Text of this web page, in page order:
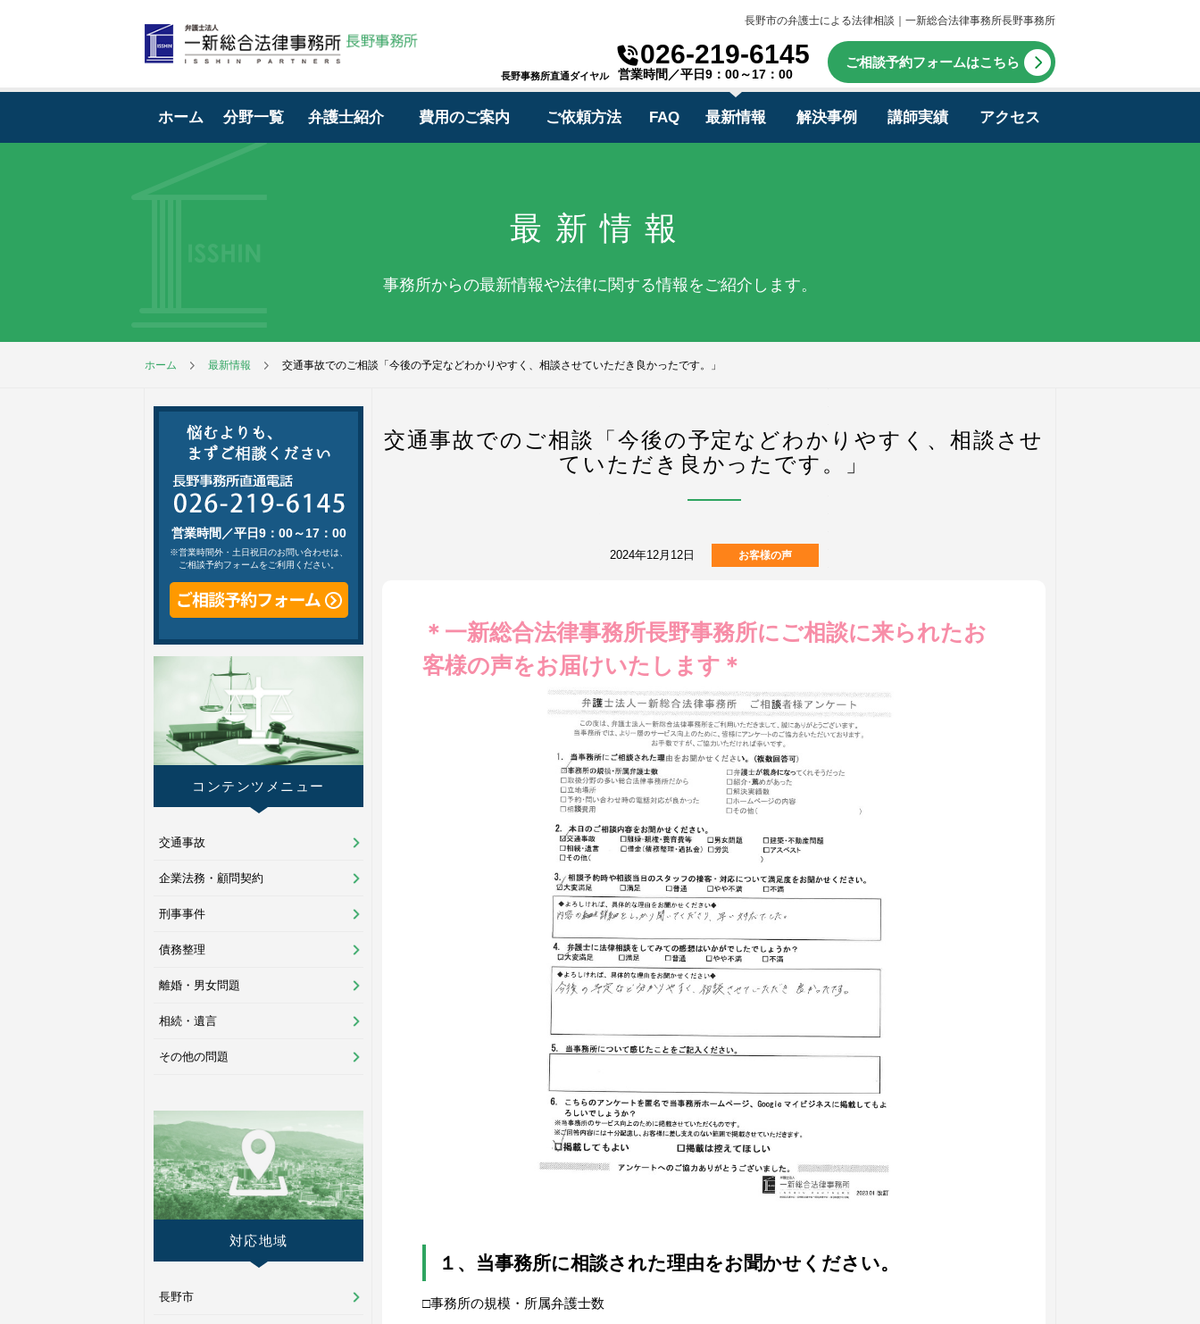
長野市の弁護士による法律相談｜一新総合法律事務所長野事務所
長野事務所直通ダイヤル
026-219-6145
営業時間／平日9：00～17：00
ご相談予約フォームはこちら
ホーム 分野一覧 弁護士紹介 費用のご案内 ご依頼方法 FAQ 最新情報 解決事例 講師実績 アクセス
最新情報
事務所からの最新情報や法律に関する情報をご紹介します。
ホーム 最新情報 交通事故でのご相談「今後の予定などわかりやすく、相談させていただき良かったです。」
交通事故でのご相談「今後の予定などわかりやすく、相談させ
ていただき良かったです。」
2024年12月12日 お客様の声
＊一新総合法律事務所長野事務所にご相談に来られたお
客様の声をお届けいたします＊
１、当事務所に相談された理由をお聞かせください。
□事務所の規模・所属弁護士数
営業時間／平日9：00～17：00
※営業時間外・土日祝日のお問い合わせは、
ご相談予約フォームをご利用ください。
コンテンツメニュー
交通事故
企業法務・顧問契約
刑事事件
債務整理
離婚・男女問題
相続・遺言
その他の問題
対応地域
長野市